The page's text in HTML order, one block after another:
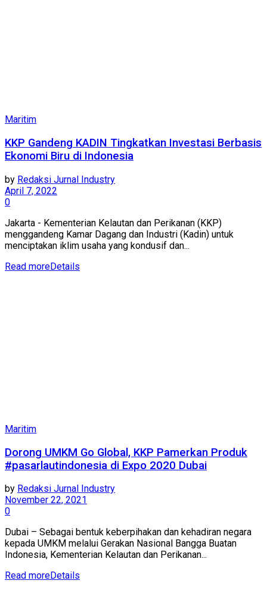
Maritim
KKP Gandeng KADIN Tingkatkan Investasi Berbasis
Ekonomi Biru di Indonesia
by Redaksi Jurnal Industry
April 7, 2022
0
Jakarta - Kementerian Kelautan dan Perikanan (KKP)
menggandeng Kamar Dagang dan Industri (Kadin) untuk
menciptakan iklim usaha yang kondusif dan...
Read moreDetails
Maritim
Dorong UMKM Go Global, KKP Pamerkan Produk
#pasarlautindonesia di Expo 2020 Dubai
by Redaksi Jurnal Industry
November 22, 2021
0
Dubai – Sebagai bentuk keberpihakan dan kehadiran negara
kepada UMKM melalui Gerakan Nasional Bangga Buatan
Indonesia, Kementerian Kelautan dan Perikanan...
Read moreDetails